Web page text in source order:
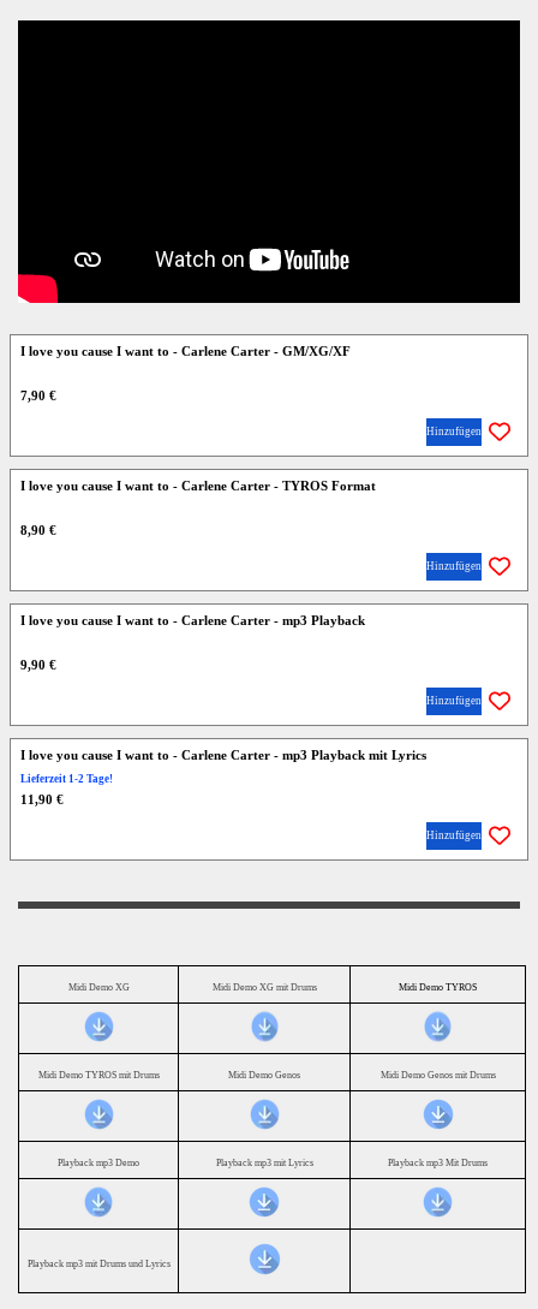
I love you cause I want to - Carlene Carter - GM/XG/XF
7,90 €
Hinzufügen
I love you cause I want to - Carlene Carter - TYROS Format
8,90 €
Hinzufügen
I love you cause I want to - Carlene Carter - mp3 Playback
9,90 €
Hinzufügen
I love you cause I want to - Carlene Carter - mp3 Playback mit Lyrics
Lieferzeit 1-2 Tage!
11,90 €
Hinzufügen
Midi Demo XG Midi Demo XG mit Drums Midi Demo TYROS
Midi Demo TYROS mit Drums Midi Demo Genos Midi Demo Genos mit Drums
Playback mp3 Demo Playback mp3 mit Lyrics Playback mp3 Mit Drums
Playback mp3 mit Drums und Lyrics